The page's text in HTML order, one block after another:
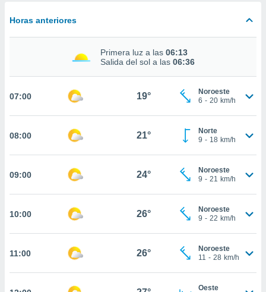
permite
seguir
coste.
botón
a la
todas
nos
y análisis
como
y
en
Horas anteriores
Primera luz a las 06:13
Salida del sol a las 06:36
07:00 19°
Noroeste
6 - 20 km/h
08:00 21°
Norte
9 - 18 km/h
09:00 24°
Noroeste
9 - 21 km/h
10:00 26°
Noroeste
9 - 22 km/h
11:00 26°
Noroeste
11 - 28 km/h
Oeste